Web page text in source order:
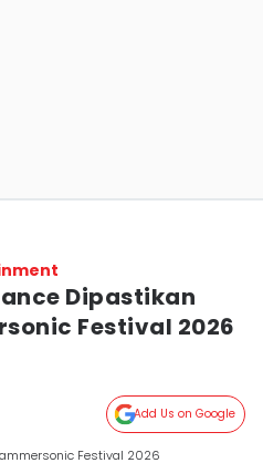
Dipastikan
Festival 2026
Add Us on Google
Festival 2026